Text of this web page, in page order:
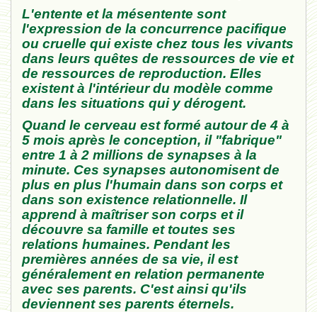
L'entente et la mésentente sont
l'expression de la concurrence pacifique
ou cruelle qui existe chez tous les vivants
dans leurs quêtes de ressources de vie et
de ressources de reproduction. Elles
existentà l'intérieurdu modèle comme
dans les situations qui y dérogent.
Quand le cerveau est formé autour de 4 à
5 mois après le conception, il "fabrique"
entre 1 à 2 millions de synapses à la
minute. Ces synapses autonomisent de
plus en plus l'humain dans son corps et
dans son existence relationnelle. Il
apprend à maîtriser son corps et il
découvre sa famille et toutes ses
relations humaines. Pendant les
premières années de sa vie, il est
généralement en relation permanente
avec ses parents. C'est ainsi qu'ils
deviennent ses parents éternels.